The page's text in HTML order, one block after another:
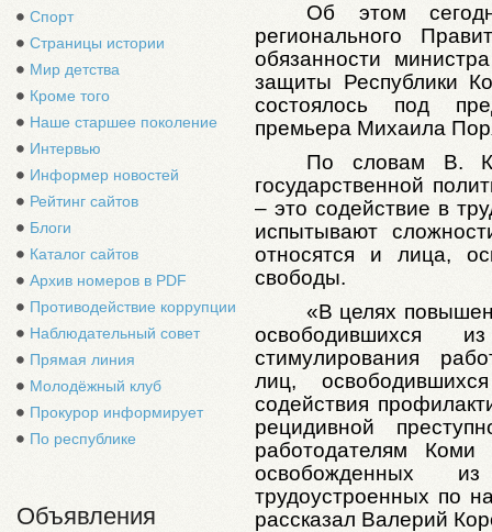
Спорт
Страницы истории
Мир детства
Кроме того
Наше старшее поколение
Интервью
Информер новостей
Рейтинг сайтов
Блоги
Каталог сайтов
Архив номеров в PDF
Противодействие коррупции
Наблюдательный совет
Прямая линия
Молодёжный клуб
Прокурор информирует
По республике
Объявления
Об этом
регионального
обязанности
защиты Республики
состоялось под
премьера Михаила
По словам В.
государственной
– это содействие в
испытывают
относятся и лица,
свободы.
«В целях
освободившихся
стимулирования
лиц,
содействия
рецидивной
работодателям
освобожденных
трудоустроенных по
рассказал Валерий